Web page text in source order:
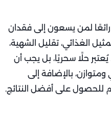
رائعًا لمن يسعون إلى فقدان
الغذائي، تقليل الشهية،
حلًا سحريًا، بل يجب أن
بالإضافة إلى
للحصول على أفضل النتائج.